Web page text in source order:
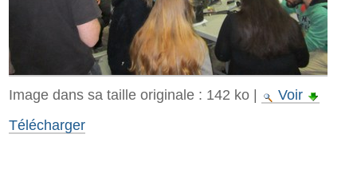
Image dans sa taille originale : 142 ko|
Voir
Télécharger